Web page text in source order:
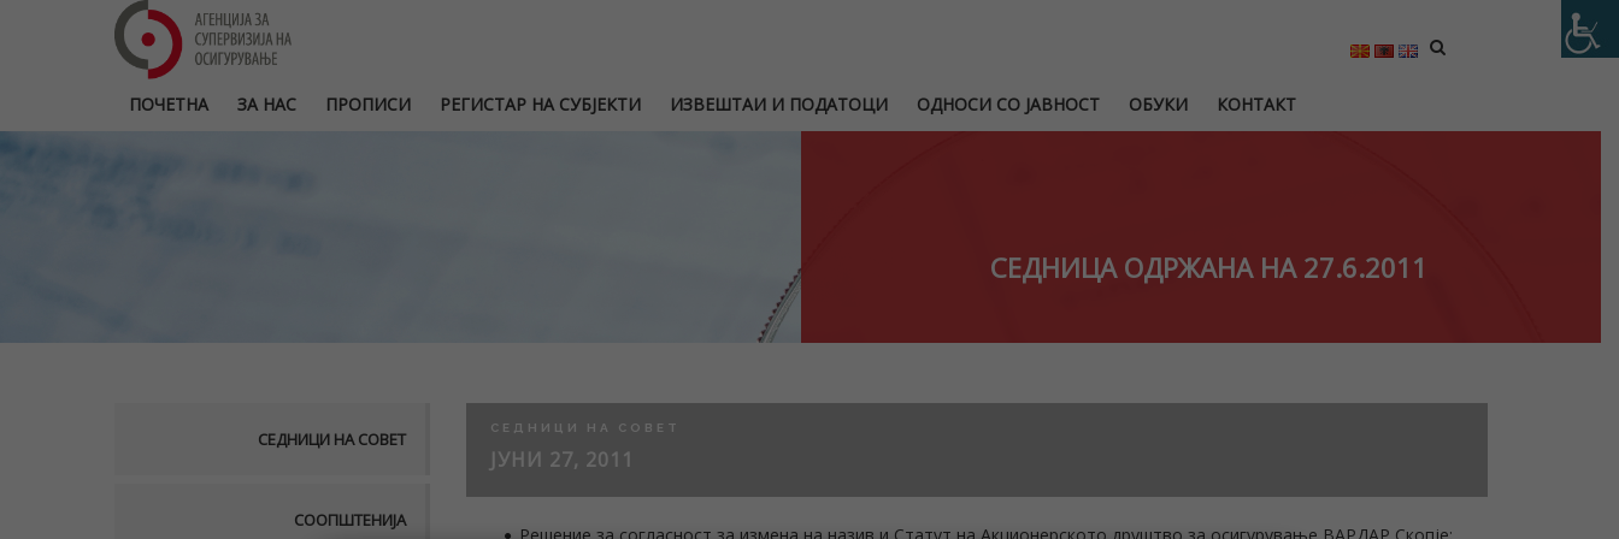
ПОЧЕТНА ЗА НАС ПРОПИСИ РЕГИСТАР НА СУБЈЕКТИ ИЗВЕШТАИ И ПОДАТОЦИ ОДНОСИ СО ЈАВНОСТ ОБУКИ КОНТАКТ
СЕДНИЦА ОДРЖАНА НА 27.6.2011
СЕДНИЦИ НА СОВЕТ
СООПШТЕНИЈА
СЕДНИЦИ НА СОВЕТ
ЈУНИ 27, 2011